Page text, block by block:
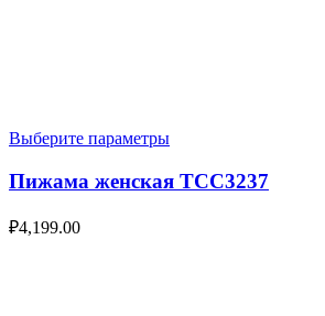
Выберите параметры
Пижама женская TCC3237
₽4,199.00